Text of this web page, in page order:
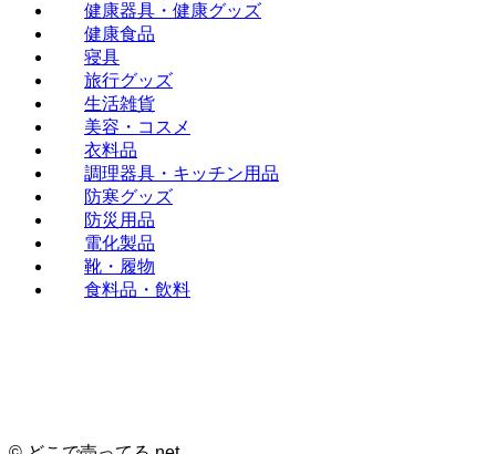
健康器具・健康グッズ
健康食品
寝具
旅行グッズ
生活雑貨
美容・コスメ
衣料品
調理器具・キッチン用品
防寒グッズ
防災用品
電化製品
靴・履物
食料品・飲料